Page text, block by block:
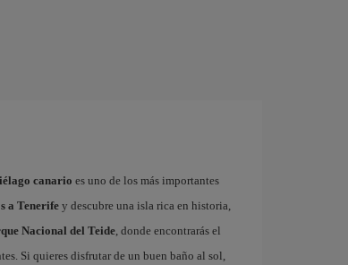
canario es uno de los más importantes
a Tenerifey descubre una isla rica en historia,
Nacional del Teide, donde encontrarás el
Si quieres disfrutar de un buen baño al sol,